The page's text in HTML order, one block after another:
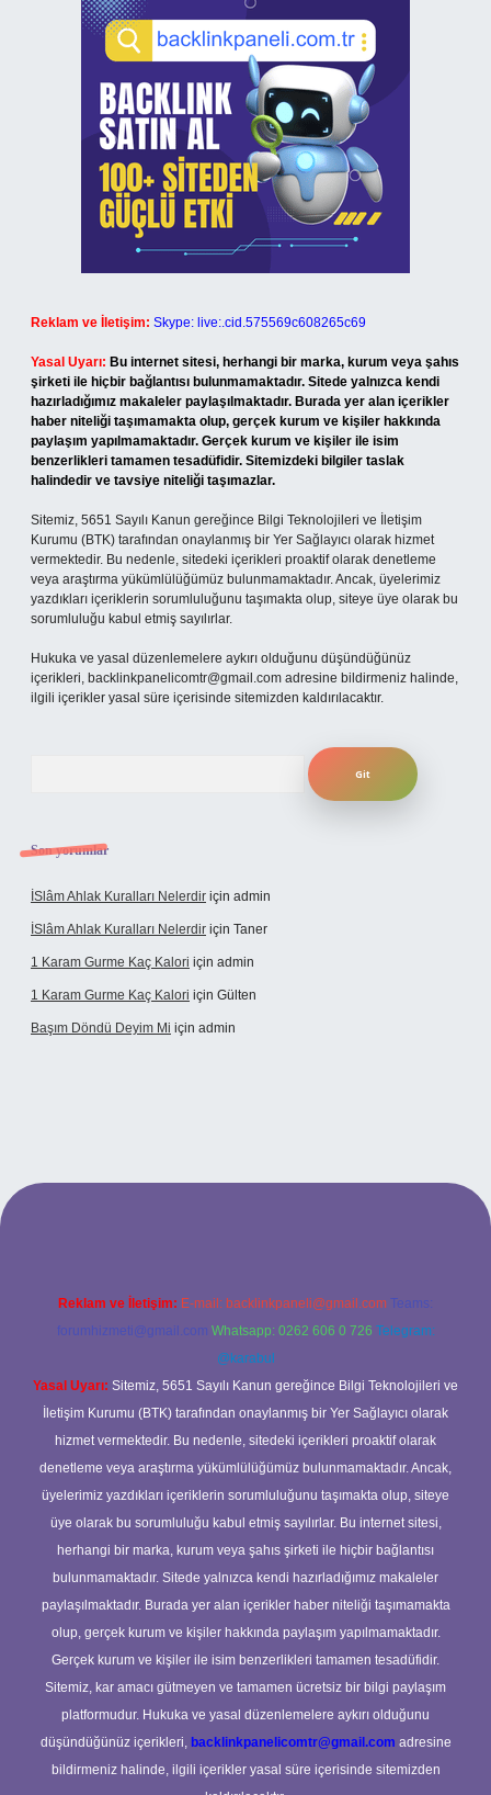
Reklam ve İletişim: Skype: live:.cid.575569c608265c69
Yasal Uyarı: Bu internet sitesi, herhangi bir marka, kurum veya şahıs
şirketi ile hiçbir bağlantısı bulunmamaktadır. Sitede yalnızca kendi
hazırladığımız makaleler paylaşılmaktadır. Burada yer alan içerikler
haber niteliği taşımamakta olup, gerçek kurum ve kişiler hakkında
paylaşım yapılmamaktadır. Gerçek kurum ve kişiler ile isim
benzerlikleri tamamen tesadüfidir. Sitemizdeki bilgiler taslak
halindedir ve tavsiye niteliği taşımazlar.
Sitemiz, 5651 Sayılı Kanun gereğince Bilgi Teknolojileri ve İletişim
Kurumu (BTK) tarafından onaylanmış bir Yer Sağlayıcı olarak hizmet
vermektedir. Bu nedenle, sitedeki içerikleri proaktif olarak denetleme
veya araştırma yükümlülüğümüz bulunmamaktadır. Ancak, üyelerimiz
yazdıkları içeriklerin sorumluluğunu taşımakta olup, siteye üye olarak bu
sorumluluğu kabul etmiş sayılırlar.
Hukuka ve yasal düzenlemelere aykırı olduğunu düşündüğünüz
içerikleri, backlinkpanelicomtr@gmail.com adresine bildirmeniz halinde,
ilgili içerikler yasal süre içerisinde sitemizden kaldırılacaktır.
Son yorumlar
İSlâm Ahlak Kuralları Nelerdir için admin
İSlâm Ahlak Kuralları Nelerdir için Taner
1 Karam Gurme Kaç Kalori için admin
1 Karam Gurme Kaç Kalori için Gülten
Başım Döndü Deyim Mi için admin
giriş
Reklam ve İletişim: E-mail: backlinkpaneli@gmail.com Teams:
forumhizmeti@gmail.com Whatsapp: 0262 606 0 726 Telegram:
@karabul
Yasal Uyarı: Sitemiz, 5651 Sayılı Kanun gereğince Bilgi Teknolojileri ve
İletişim Kurumu (BTK) tarafından onaylanmış bir Yer Sağlayıcı olarak
hizmet vermektedir. Bu nedenle, sitedeki içerikleri proaktif olarak
denetleme veya araştırma yükümlülüğümüz bulunmamaktadır. Ancak,
üyelerimiz yazdıkları içeriklerin sorumluluğunu taşımakta olup, siteye
üye olarak bu sorumluluğu kabul etmiş sayılırlar. Bu internet sitesi,
herhangi bir marka, kurum veya şahıs şirketi ile hiçbir bağlantısı
bulunmamaktadır. Sitede yalnızca kendi hazırladığımız makaleler
paylaşılmaktadır. Burada yer alan içerikler haber niteliği taşımamakta
olup, gerçek kurum ve kişiler hakkında paylaşım yapılmamaktadır.
Gerçek kurum ve kişiler ile isim benzerlikleri tamamen tesadüfidir.
Sitemiz, kar amacı gütmeyen ve tamamen ücretsiz bir bilgi paylaşım
platformudur. Hukuka ve yasal düzenlemelere aykırı olduğunu
düşündüğünüz içerikleri, backlinkpanelicomtr@gmail.com adresine
bildirmeniz halinde, ilgili içerikler yasal süre içerisinde sitemizden